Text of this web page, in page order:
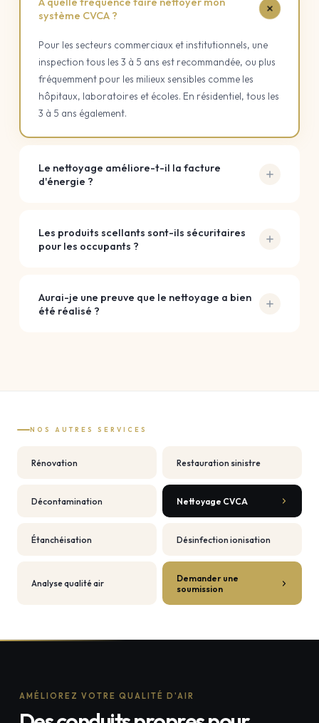
système CVCA ?
Pour les secteurs commerciaux et institutionnels, une
inspection tous les 3 à 5 ans est recommandée, ou plus
fréquemment pour les milieux sensibles comme les
hôpitaux, laboratoires et écoles. En résidentiel, tous les
3 à 5 ans également.
Le nettoyage améliore-t-il la facture
d'énergie ?
réduit drastiquement l'efficacité du flux d'air. Le
nettoyage professionnel optimise le rendement
Les produits scellants sont-ils sécuritaires
pour les occupants ?
Santé Canada. Ils sont rigoureusement sélectionnés
pour être sans danger pour les occupants une fois
Aurai-je une preuve que le nettoyage a bien
été réalisé ?
NOS AUTRES SERVICES
Rénovation Restauration sinistre
Décontamination Nettoyage CVCA
Étanchéisation Désinfection ionisation
Analyse qualité air
Demander une
soumission
AMÉLIOREZ VOTRE QUALITÉ D'AIR